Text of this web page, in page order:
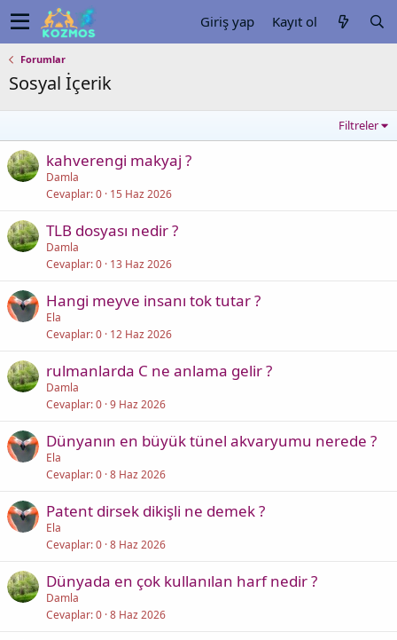
Giriş yap Kayıt ol
Forumlar
Sosyal İçerik
Filtreler
kahverengi makyaj ?
Damla
Cevaplar 0 15 Haz 2026
TLB dosyası nedir ?
Damla
Cevaplar 0 13 Haz 2026
Hangi meyve insanı tok tutar ?
Ela
Cevaplar 0 12 Haz 2026
rulmanlarda C ne anlama gelir ?
Damla
Cevaplar 0 9 Haz 2026
Dünyanın en büyük tünel akvaryumu nerede ?
Ela
Cevaplar 0 8 Haz 2026
Patent dirsek dikişli ne demek ?
Ela
Cevaplar 0 8 Haz 2026
Dünyada en çok kullanılan harf nedir ?
Damla
Cevaplar 0 8 Haz 2026